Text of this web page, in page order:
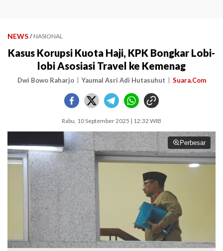
NEWS / NASIONAL
Kasus Korupsi Kuota Haji, KPK Bongkar Lobi-
lobi Asosiasi Travel ke Kemenag
Dwi Bowo Raharjo Yaumal Asri Adi Hutasuhut Suara.Com
Rabu, 10 September 2025 | 12:32 WIB
Perbesar